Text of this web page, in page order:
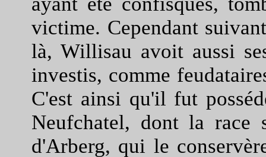
victime. Cependant
là, Willisau avoit aussi
investis, comme
C'est ainsi qu'il fut
Neufchatel, dont la race
d'Arberg, qui le